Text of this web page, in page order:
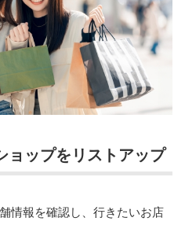
ョップをリストアップ
情報を確認し、行きたいお店